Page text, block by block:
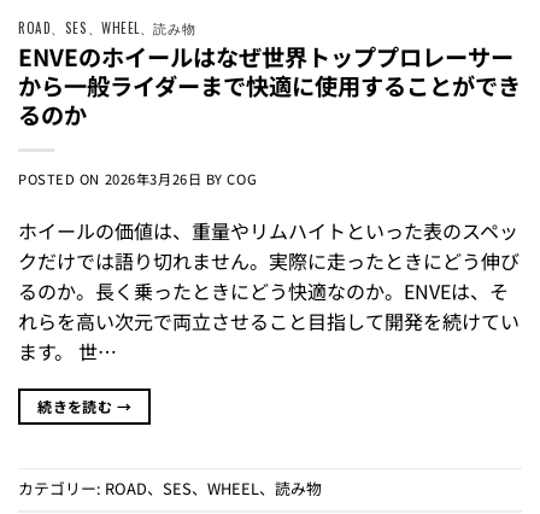
ROAD SES 、WHEEL 、読み物
ENVEのホイールはなぜ世界トッププロレーサー
から一般ライダーまで快適に使用することができ
るのか
POSTED ON 2026年3月26日 BYCOG
ホイールの価値は、重量やリムハイトといった表のスペッ
クだけでは語り切れません。実際に走ったときにどう伸び
るのか。長く乗ったときにどう快適なのか。ENVEは、そ
れらを高い次元で両立させること目指して開発を続けてい
ます。 世…
続きを読む →
カテゴリー: ROAD、 SES、 WHEEL、 読み物